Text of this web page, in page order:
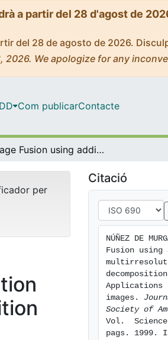
a partir del 28 d'agost de
del 28 de agosto de 2026.
We apologize for any
Com publicarContacte
Image Fusion using additive multirresolution wavelets decomposition image merging. Applications to SPOT + LANDSAT images
per
Citació
NÚÑEZ DE
Fusion
Applications
images.
Society of
Vol.
pags. 1999.